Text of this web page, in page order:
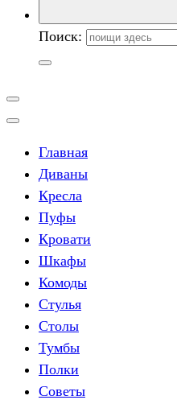
Поиск:
Главная
Диваны
Кресла
Пуфы
Кровати
Шкафы
Комоды
Стулья
Столы
Тумбы
Полки
Советы